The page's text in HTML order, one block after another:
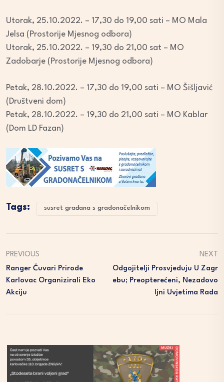
Utorak, 25.10.2022. – 17,30 do 19,00 sati – MO Mala
Jelsa (Prostorije Mjesnog odbora)
Utorak, 25.10.2022. – 19,30 do 21,00 sat – MO
Zadobarje (Prostorije Mjesnog odbora)
Petak, 28.10.2022. – 17,30 do 19,00 sati – MO Šišljavić
(Društveni dom)
Petak, 28.10.2022. – 19,30 do 21,00 sati – MO Kablar
(Dom LD Fazan)
Tags: susret građana s gradonačelnikom
PREVIOUS
Ranger Čuvari Prirode
Karlovac Organizirali Eko
Akciju
NEXT
Odgojitelji Prosvjeduju U Zagr
Ebu; Preopterećeni, Nezadovo
Ljni Uvjetima Rada